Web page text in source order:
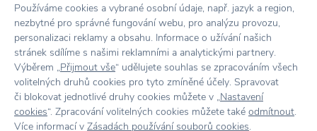
Novinkye-mailem
Odesláním formuláře souhlasím se
zpracováním osobních údajů.
Používáme cookies a vybrané osobní údaje, např. jazyk a region,
nezbytné pro správné fungování webu, pro analýzu provozu,
personalizaci reklamy a obsahu. Informace o užívání našich
stránek sdílíme s našimi reklamními a analytickými partnery.
Výběrem „Přijmout vše“ udělujete souhlas se zpracováním všech
volitelných druhů cookies pro tyto zmíněné účely. Spravovat
či blokovat jednotlivé druhy cookies můžete v „Nastavení
cookies“. Zpracování volitelných cookies můžete také odmítnout.
Více informací v Zásadách používání souborů cookies.